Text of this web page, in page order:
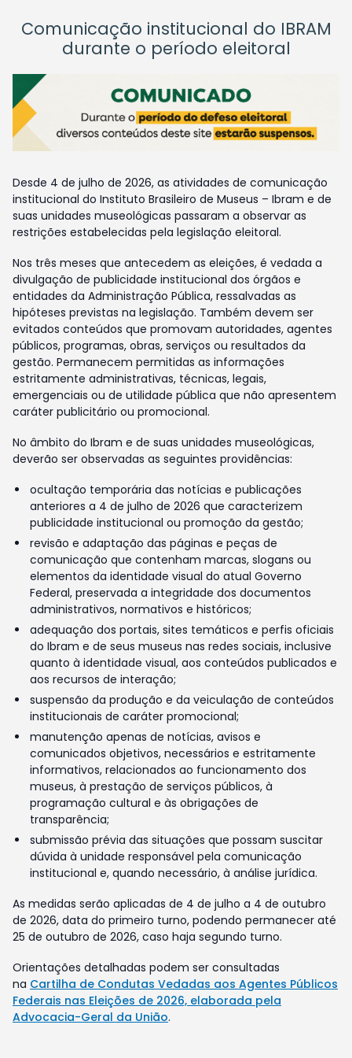
Comunicação institucional do IBRAM
durante o período eleitoral
Desde 4 de julho de 2026, as atividades de comunicação
institucional do Instituto Brasileiro de Museus – Ibram e de
suas unidades museológicas passaram a observar as
restrições estabelecidas pela legislação eleitoral.
Nos três meses que antecedem as eleições, é vedada a
divulgação de publicidade institucional dos órgãos e
entidades da Administração Pública, ressalvadas as
hipóteses previstas na legislação. Também devem ser
evitados conteúdos que promovam autoridades, agentes
públicos, programas, obras, serviços ou resultados da
gestão. Permanecem permitidas as informações
estritamente administrativas, técnicas, legais,
emergenciais ou de utilidade pública que não apresentem
caráter publicitário ou promocional.
No âmbito do Ibram e de suas unidades museológicas,
deverão ser observadas as seguintes providências:
ocultação temporária das notícias e publicações
anteriores a 4 de julho de 2026 que caracterizem
publicidade institucional ou promoção da gestão;
revisão e adaptação das páginas e peças de
comunicação que contenham marcas, slogans ou
elementos da identidade visual do atual Governo
Federal, preservada a integridade dos documentos
administrativos, normativos e históricos;
adequação dos portais, sites temáticos e perfis oficiais
do Ibram e de seus museus nas redes sociais, inclusive
quanto à identidade visual, aos conteúdos publicados e
aos recursos de interação;
suspensão da produção e da veiculação de conteúdos
institucionais de caráter promocional;
manutenção apenas de notícias, avisos e
comunicados objetivos, necessários e estritamente
informativos, relacionados ao funcionamento dos
museus, à prestação de serviços públicos, à
programação cultural e às obrigações de
transparência;
submissão prévia das situações que possam suscitar
dúvida à unidade responsável pela comunicação
institucional e, quando necessário, à análise jurídica.
As medidas serão aplicadas de 4 de julho a 4 de outubro
de 2026, data do primeiro turno, podendo permanecer até
25 de outubro de 2026, caso haja segundo turno.
Orientações detalhadas podem ser consultadas
na Cartilha de Condutas Vedadas aos Agentes Públicos
Federais nas Eleições de 2026, elaborada pela
Advocacia-Geral da União.